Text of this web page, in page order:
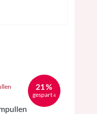
21 %
gespart 4